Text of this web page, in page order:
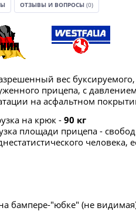
ОТЗЫВЫ И ВОПРОСЫ (0)
вес
прицепа, с
на асфальтном
на крюк - 90 кг
площади прицепа -
человека,
бампере-"юбке" (не